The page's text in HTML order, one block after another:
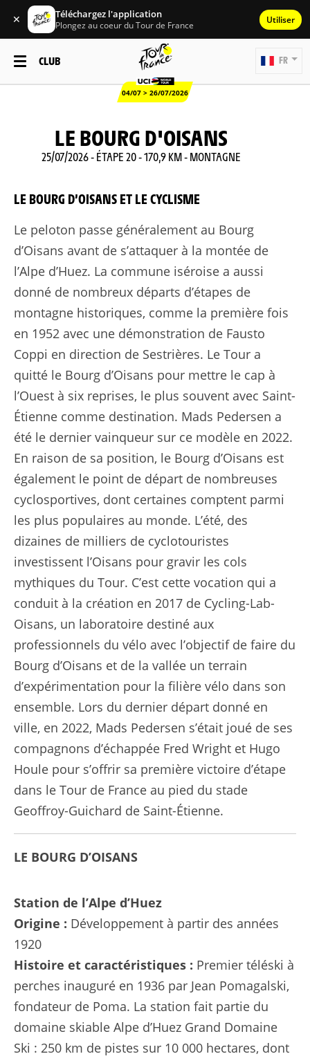
✕ Téléchargez l'application
Plongez au coeur du Tour de France Utiliser
CLUB
04/07 > 26/07/2026
FR
LE BOURG D'OISANS
25/07/2026 - ÉTAPE 20 - 170,9 KM - MONTAGNE
LE BOURG D’OISANS ET LE CYCLISME
Le peloton passe généralement au Bourg
d’Oisans avant de s’attaquer à la montée de
l’Alpe d’Huez. La commune iséroise a aussi
donné de nombreux départs d’étapes de
montagne historiques, comme la première fois
en 1952 avec une démonstration de Fausto
Coppi en direction de Sestrières. Le Tour a
quitté le Bourg d’Oisans pour mettre le cap à
l’Ouest à six reprises, le plus souvent avec Saint-
Étienne comme destination. Mads Pedersen a
été le dernier vainqueur sur ce modèle en 2022.
En raison de sa position, le Bourg d’Oisans est
également le point de départ de nombreuses
cyclosportives, dont certaines comptent parmi
les plus populaires au monde. L’été, des
dizaines de milliers de cyclotouristes
investissent l’Oisans pour gravir les cols
mythiques du Tour. C’est cette vocation qui a
conduit à la création en 2017 de Cycling-Lab-
Oisans, un laboratoire destiné aux
professionnels du vélo avec l’objectif de faire du
Bourg d’Oisans et de la vallée un terrain
d’expérimentation pour la filière vélo dans son
ensemble. Lors du dernier départ donné en
ville, en 2022, Mads Pedersen s’était joué de ses
compagnons d’échappée Fred Wright et Hugo
Houle pour s’offrir sa première victoire d’étape
dans le Tour de France au pied du stade
Geoffroy-Guichard de Saint-Étienne.
LE BOURG D’OISANS
Station de l’Alpe d’Huez
Origine : Développement à partir des années
1920
Histoire et caractéristiques : Premier téléski à
perches inauguré en 1936 par Jean Pomagalski,
fondateur de Poma. La station fait partie du
domaine skiable Alpe d’Huez Grand Domaine
Ski : 250 km de pistes sur 10 000 hectares, dont